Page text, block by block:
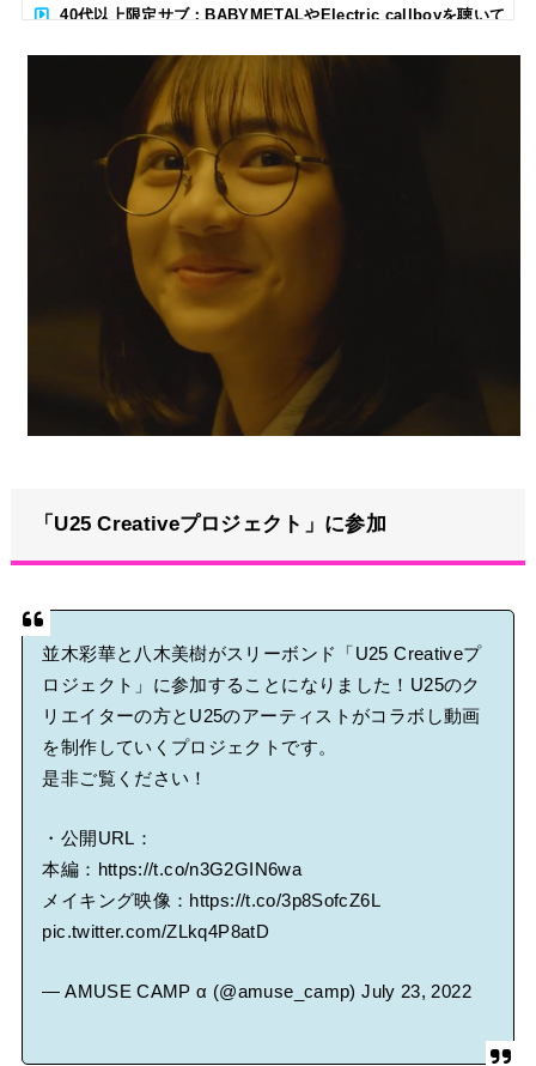
40代以上限定サブ：BABYMETALやElectric callboyを聴いて
る人いる？ 【海外の反応】
BABYMETAL「CANNONBALL外伝」グッズ販売決定
タワーレコード新宿店にてBABYMETALのパネル展が開催中
Powered by livedoor 相互RSS
「U25 Creativeプロジェクト」に参加
並木彩華と八木美樹がスリーボンド「U25 Creativeプ
ロジェクト」に参加することになりました！U25のク
リエイターの方とU25のアーティストがコラボし動画
を制作していくプロジェクトです。
是非ご覧ください！
・公開URL：
本編： https://t.co/n3G2GIN6wa
メイキング映像： https://t.co/3p8SofcZ6L
pic.twitter.com/ZLkq4P8atD
— AMUSE CAMP α (@amuse_camp)July 23, 2022